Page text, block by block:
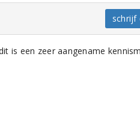
schrijf
is een zeer aangename